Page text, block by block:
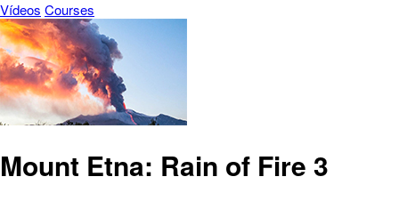
Vídeos Courses
Mount Etna: Rain of Fire 3